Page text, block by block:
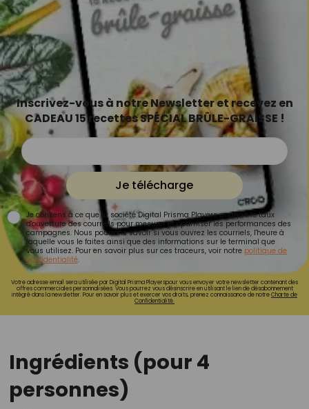
Inscrivez-vous à notre Newsletter et recevez en
CADEAU 15 recettes SPÉCIAL BRÛLE-GRAISSE !
Je télécharge
Je consens à ce que la société Digital Prisma Players analyse le taux
d'ouverture des courriels pour mesurer et optimiser les performances des
campagnes. Nous pourrons savoir si vous ouvrez les courriels, l'heure à
laquelle vous le faites ainsi que des informations sur le terminal que
vous utilisez. Pour en savoir plus sur ces traceurs, voir notre politique de
confidentialité.
Votre adresse email sera utilisée par Digital Prisma Playerspour vous envoyer votre newsletter contenant des
offres commerciales personnalisées. Vous pourrez vous désinscrire en utilisant le lien de désabonnement
intégré dans la newsletter. Pour en savoir plus et exercer vos droits, prenez connaissance de notreCharte de
Confidentialité.
Ingrédients (pour 4
personnes)